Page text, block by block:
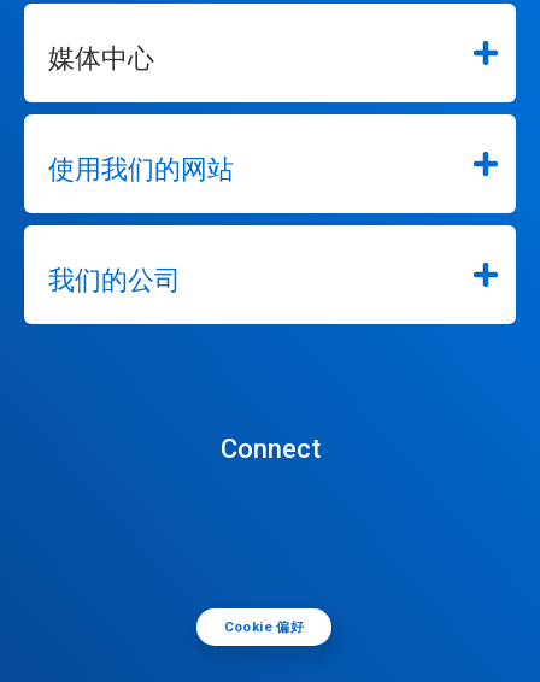
媒体中心
使用我们的网站
我们的公司
Connect
Cookie 偏好